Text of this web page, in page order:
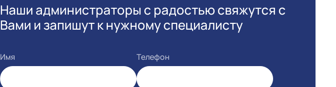
Наши администраторы с радостью свяжутся с
Вами и запишут к нужному специалисту
Имя Телефон